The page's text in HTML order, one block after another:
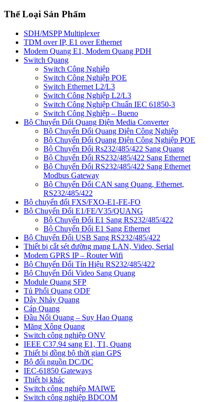
Thể Loại Sản Phẩm
SDH/MSPP Multiplexer
TDM over IP, E1 over Ethernet
Modem Quang E1, Modem Quang PDH
Switch Quang
Switch Công Nghiệp
Switch Công Nghiệp POE
Switch Ethernet L2/L3
Switch Công Nghiệp L2/L3
Switch Công Nghiệp Chuẩn IEC 61850-3
Switch Công Nghiệp – Bueno
Bộ Chuyển Đổi Quang Điện Media Converter
Bộ Chuyển Đổi Quang Điện Công Nghiệp
Bộ Chuyển Đổi Quang Điện Công Nghiệp POE
Bộ Chuyển Đổi Rs232/485/422 Sang Quang
Bộ Chuyển Đổi RS232/485/422 Sang Ethernet
Bộ Chuyển Đổi RS232/485/422 Sang Ethernet
Modbus Gateway
Bộ Chuyển Đổi CAN sang Quang, Ethernet,
RS232/485/422
Bộ chuyển đổi FXS/FXO-E1-FE-FO
Bộ Chuyển Đổi E1/FE/V35/QUANG
Bộ Chuyển Đổi E1 Sang RS232/485/422
Bộ Chuyển Đổi E1 Sang Ethernet
Bộ Chuyển Đổi USB Sang RS232/485/422
Thiết bị cắt sét đường mạng LAN, Video, Serial
Modem GPRS IP – Router Wifi
Bộ Chuyển Đổi Tín Hiệu RS232/485/422
Bộ Chuyển Đổi Video Sang Quang
Module Quang SFP
Tủ Phối Quang ODF
Dây Nhảy Quang
Cáp Quang
Đầu Nối Quang – Suy Hao Quang
Măng Xông Quang
Switch công nghiệp ONV
IEEE C37.94 sang E1, T1, Quang
Thiết bị đồng bộ thời gian GPS
Bộ đổi nguồn DC/DC
IEC-61850 Gateways
Thiết bị khác
Switch công nghiệp MAIWE
Switch công nghiệp BDCOM